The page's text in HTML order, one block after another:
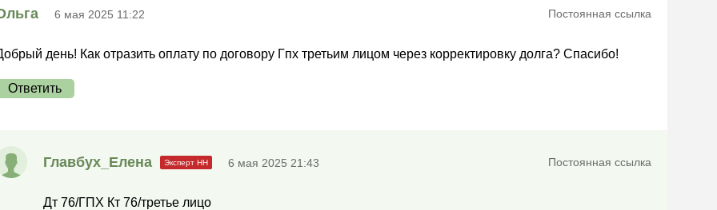
6 мая 2025 11:22 Постоянная ссылка
день! Как отразить оплату по договору Гпх третьим лицом через корректировку долга? Спасибо!
Ответить
Главбух_Елена 6 мая 2025 21:43 Постоянная ссылка
Дт 76/ГПХ Кт 76/третье лицо